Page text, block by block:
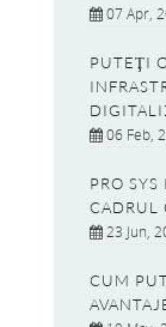
07 Apr,
PUTEŢI
06 Feb,
PRO
CADRUL
23 Jun,
CUM